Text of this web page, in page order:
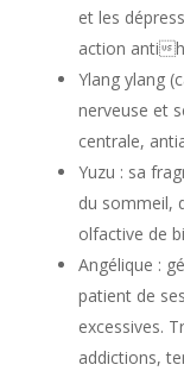
et les
action anti
Ylang ylang
nerveuse et
centrale,
Yuzu : sa
du sommeil,
olfactive de
Angélique :
patient de
excessives.
addictions,